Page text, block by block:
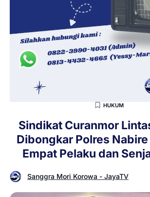
HUKUM
Sindikat Curanmor
Dibongkar Polres
Empat Pelaku dan
Sanggra Mori Korowa - JayaTV